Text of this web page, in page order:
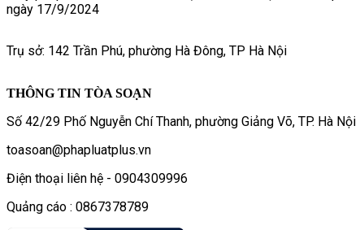
ngày 17/9/2024
Trụ sở: 142 Trần Phú, phường Hà Đông, TP Hà Nội
THÔNG TIN TÒA SOẠN
Số 42/29 Phố Nguyễn Chí Thanh, phường Giảng Võ, TP. Hà Nội
toasoan@phapluatplus.vn
Điện thoại liên hệ - 0904309996
Quảng cáo : 0867378789